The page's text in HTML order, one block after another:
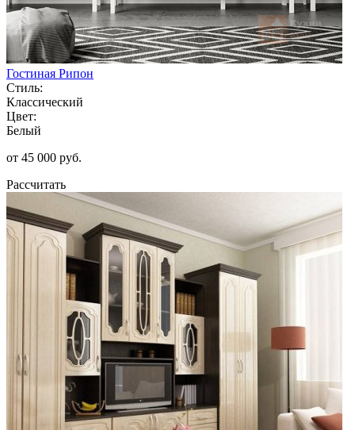
Гостиная Рипон
Стиль:
Классический
Цвет:
Белый
от 45 000 руб.
Рассчитать